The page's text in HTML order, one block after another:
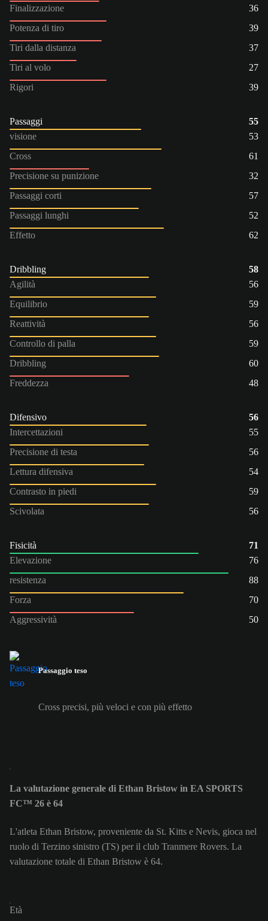
Finalizzazione
36
Potenza di tiro
39
Tiri dalla distanza
37
Tiri al volo
27
Rigori
39
Passaggi
55
visione
53
Cross
61
Precisione su punizione
32
Passaggi corti
57
Passaggi lunghi
52
Effetto
62
Dribbling
58
Agilità
56
Equilibrio
59
Reattività
56
Controllo di palla
59
Dribbling
60
Freddezza
48
Difensivo
56
Intercettazioni
55
Precisione di testa
56
Lettura difensiva
54
Contrasto in piedi
59
Scivolata
56
Fisicità
71
Elevazione
76
resistenza
88
Forza
70
Aggressività
50
Passaggio teso
Cross precisi, più veloci e con più effetto
La valutazione generale di Ethan Bristow in EA SPORTS
FC™ 26 è 64
L'atleta Ethan Bristow, proveniente da St. Kitts e Nevis, gioca nel
ruolo di Terzino sinistro (TS) per il club Tranmere Rovers. La
valutazione totale di Ethan Bristow è 64.
Età